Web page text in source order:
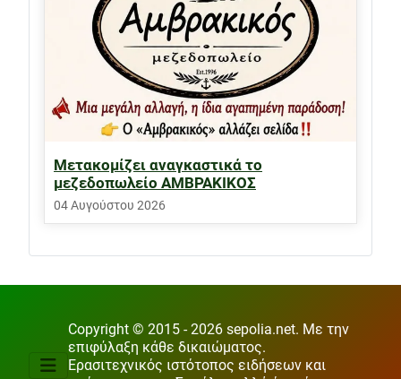
Μετακομίζει αναγκαστικά το
μεζεδοπωλείο ΑΜΒΡΑΚΙΚΟΣ
04 Αυγούστου 2026
Copyright © 2015 - 2026 sepolia.net. Με την
επιφύλαξη κάθε δικαιώματος.
Ερασιτεχνικός ιστότοπος ειδήσεων και